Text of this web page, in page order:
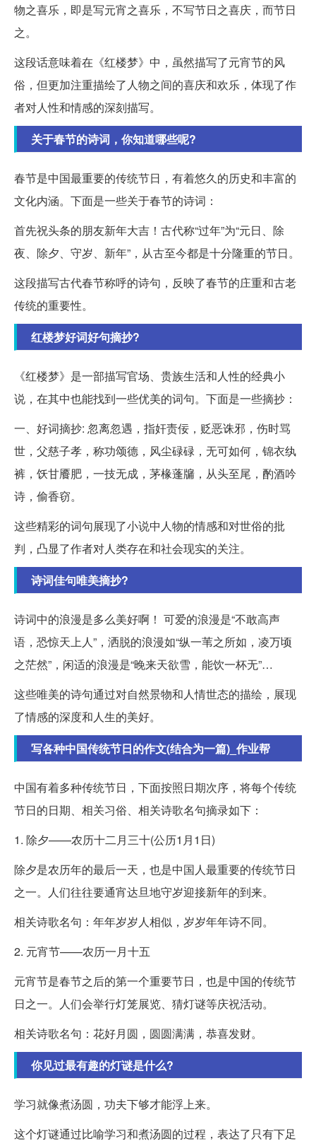
物之喜乐，即是写元宵之喜乐，不写节日之喜庆，而节日
之。
这段话意味着在《红楼梦》中，虽然描写了元宵节的风
俗，但更加注重描绘了人物之间的喜庆和欢乐，体现了作
者对人性和情感的深刻描写。
关于春节的诗词，你知道哪些呢?
春节是中国最重要的传统节日，有着悠久的历史和丰富的
文化内涵。下面是一些关于春节的诗词：
首先祝头条的朋友新年大吉！古代称“过年”为“元日、除
夜、除夕、守岁、新年”，从古至今都是十分隆重的节日。
这段描写古代春节称呼的诗句，反映了春节的庄重和古老
传统的重要性。
红楼梦好词好句摘抄?
《红楼梦》是一部描写官场、贵族生活和人性的经典小
说，在其中也能找到一些优美的词句。下面是一些摘抄：
一、好词摘抄: 忽离忽遇，指奸责佞，贬恶诛邪，伤时骂
世，父慈子孝，称功颂德，风尘碌碌，无可如何，锦衣纨
裤，饫甘餍肥，一技无成，茅椽蓬牖，从头至尾，酌酒吟
诗，偷香窃。
这些精彩的词句展现了小说中人物的情感和对世俗的批
判，凸显了作者对人类存在和社会现实的关注。
诗词佳句唯美摘抄?
诗词中的浪漫是多么美好啊！ 可爱的浪漫是“不敢高声
语，恐惊天上人”，洒脱的浪漫如“纵一苇之所如，凌万顷
之茫然”，闲适的浪漫是“晚来天欲雪，能饮一杯无”…
这些唯美的诗句通过对自然景物和人情世态的描绘，展现
了情感的深度和人生的美好。
写各种中国传统节日的作文(结合为一篇)_作业帮
中国有着多种传统节日，下面按照日期次序，将每个传统
节日的日期、相关习俗、相关诗歌名句摘录如下：
1. 除夕——农历十二月三十(公历1月1日)
除夕是农历年的最后一天，也是中国人最重要的传统节日
之一。人们往往要通宵达旦地守岁迎接新年的到来。
相关诗歌名句：年年岁岁人相似，岁岁年年诗不同。
2. 元宵节——农历一月十五
元宵节是春节之后的第一个重要节日，也是中国的传统节
日之一。人们会举行灯笼展览、猜灯谜等庆祝活动。
相关诗歌名句：花好月圆，圆圆满满，恭喜发财。
你见过最有趣的灯谜是什么?
学习就像煮汤圆，功夫下够才能浮上来。
这个灯谜通过比喻学习和煮汤圆的过程，表达了只有下足